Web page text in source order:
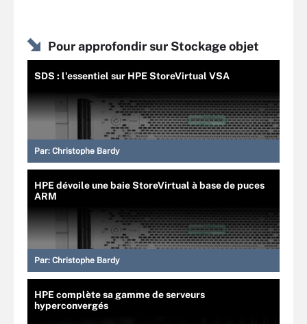
Pour approfondir sur Stockage objet
SDS : l'essentiel sur HPE StoreVirtual VSA
Par: Christophe Bardy
HPE dévoile une baie StoreVirtual à base de puces
ARM
Par: Christophe Bardy
HPE complète sa gamme de serveurs
hyperconvergés